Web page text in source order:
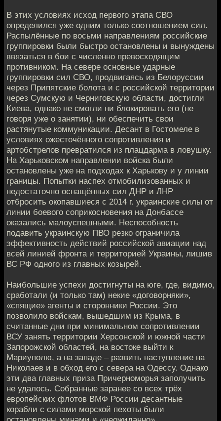
В этих условиях исход первого этапа СВО
определился уже одним только соотношением сил.
Распылённые по восьми направлениям российские
группировки были быстро остановлены и вынуждены
ввязаться в бои с численно превосходящим
противником. На севере основные ударные
группировки сил СВО, продвигаясь из Белоруссии
через Припятские болота и с российской территории
через Сумскую и Черниговскую области, достигли
Киева, однако не смогли ни блокировать его (не
говоря уже о занятии), ни обеспечить свои
растянутые коммуникации. Десант в Гостомеле в
условиях ожесточённого сопротивления и
артобстрелов превратился из плацдарма в ловушку.
На Харьковском направлении войска были
остановлены уже на подходах к Харькову и у линии
границы. Попытки наспех отмобилизованных и
недостаточно оснащённых сил ДНР и ЛНР
отбросить окопавшиеся с 2014 г. украинские силы от
линии боевого соприкосновения на Донбассе
оказались малоуспешными. Неспособность
подавить украинскую ПВО резко ограничила
эффективность действий российской авиации над
всей линией фронта и территорией Украины, лишив
ВС РФ одного из главных козырей.
Наибольшие успехи достигнуты на юге, где, видимо,
сработали (и только там) некие «договорняки»,
«спящие» агенты и сторонники России. Это
позволило войскам, вышедшим из Крыма, в
считанные дни при минимальном сопротивлении
ВСУ занять территории Херсонской и южной части
Запорожской областей, на востоке выйти к
Мариуполю, а на западе – развить наступление на
Николаев и в обход его с севера на Одессу. Однако
эти два главных приза Причерноморья заполучить
не удалось. Собранные заранее со всех трёх
европейских флотов ВМФ России десантные
корабли с силами морской пехоты были